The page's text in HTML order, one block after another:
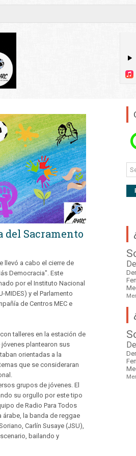
del Sacramento
llevó a cabo el cierre de
Democracia". Este
por el Instituto Nacional
MIDES) y el Parlamento
de Centros MEC e
talleres en la estación de
plantearon sus
orientadas a la
que se consideraran
grupos de jóvenes. El
su orgullo por este tipo
de Radio Para Todos
la banda de reggae
Carlín Susaye (JSU),
bailando y